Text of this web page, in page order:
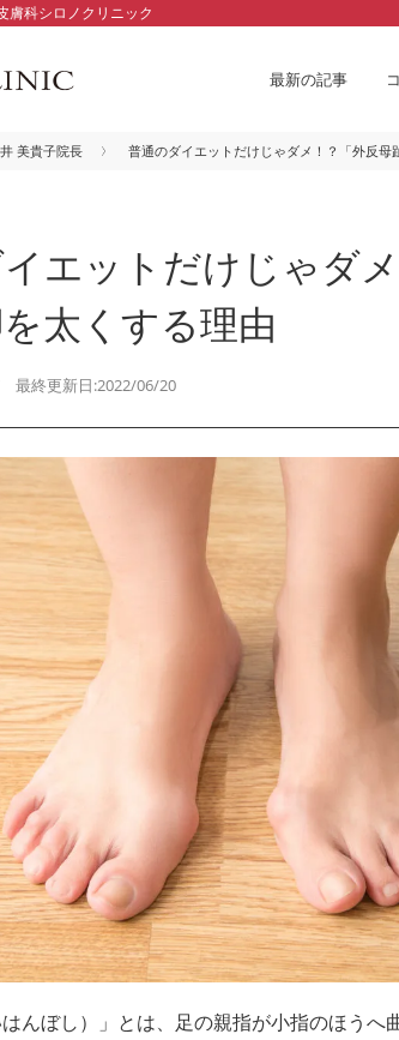
膚科シロノクリニック
最新の記事
美貴子院長 普通のダイエットだけじゃダメ！？「外反母
エットだけじゃダ
太くする理由
終更新日:2022/06/20
はんぼし）」とは、足の親指が小指のほうへ